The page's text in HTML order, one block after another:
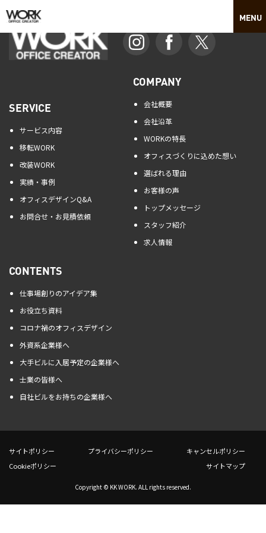
SERVICE
サービス内容
移転WORK
改装WORK
実績・事例
オフィスデザインQ&A
お問合せ・お見積依頼
COMPANY
会社概要
会社沿革
WORKの特長
オフィスづくりに込めた想い
選ばれる理由
お客様の声
トップメッセージ
スタッフ紹介
求人情報
CONTENTS
仕事場創りのアイデア集
お役立ち資料
コロナ禍のオフィスデザイン
外資系企業様へ
大手ビルに入居予定の企業様へ
士業の皆様へ
自社ビルをお持ちの企業様へ
サイトポリシー プライバシーポリシー
キャンセルポリシー
Cookieポリシー
サイトマップ
Copyright © KK WORK. ALL rights reserved.